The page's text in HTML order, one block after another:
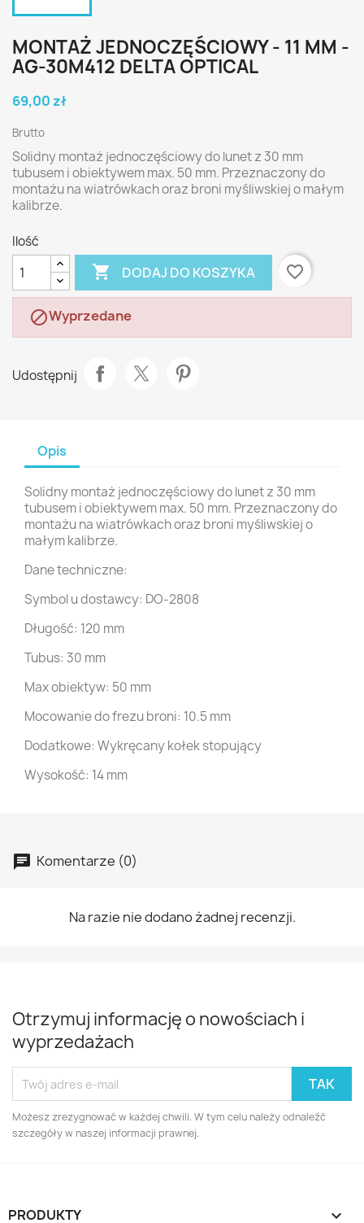
MONTAŻ JEDNOCZĘŚCIOWY - 11 MM -
AG-30M412 DELTA OPTICAL
69,00 zł
Brutto
Solidny montaż jednoczęściowy do lunet z 30 mm
tubusem i obiektywem max. 50 mm. Przeznaczony do
montażu na wiatrówkach oraz broni myśliwskiej o małym
kalibrze.
Ilość
 DODAJ DO KOSZYKA favorite_border
Wyprzedane
Udostępnij
Opis
Solidny montaż jednoczęściowy do lunet z 30 mm
tubusem i obiektywem max. 50 mm. Przeznaczony do
montażu na wiatrówkach oraz broni myśliwskiej o
małym kalibrze.
Dane techniczne:
Symbol u dostawcy: DO-2808
Długość: 120 mm
Tubus: 30 mm
Max obiektyw: 50 mm
Mocowanie do frezu broni: 10.5 mm
Dodatkowe: Wykręcany kołek stopujący
Wysokość: 14 mm
Komentarze (0)
Na razie nie dodano żadnej recenzji.
Otrzymuj informację o nowościach i
wyprzedażach
Możesz zrezygnować w każdej chwili. W tym celu należy odnaleźć
szczegóły w naszej informacji prawnej.
PRODUKTY 